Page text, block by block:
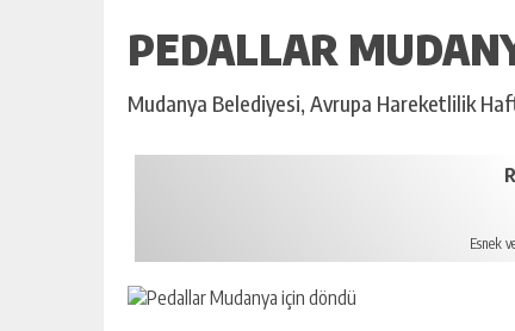
PEDALLAR
Mudanya Belediyesi, Avrupa Hareketlilik
Esnek